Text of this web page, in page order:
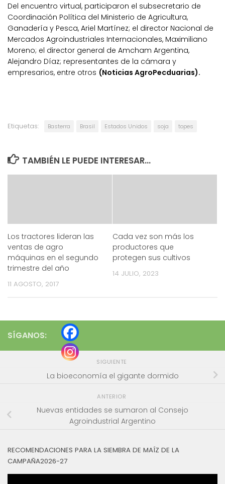
Del encuentro virtual, participaron el subsecretario de
Coordinación Política del Ministerio de Agricultura,
Ganadería y Pesca, Ariel Martínez; el director Nacional de
Mercados Agroindustriales Internacionales, Maximiliano
Moreno; el director general de Amcham Argentina,
Alejandro Díaz; representantes de la cámara y
empresarios, entre otros (Noticias AgroPecduarias).
Etiquetas: Basterra Brasil Estados Unidos soja topes
TAMBIÉN LE PUEDE INTERESAR...
Los tractores lideran las
ventas de agro
máquinas en el segundo
trimestre del año
11 AGOSTO, 2017
Cada vez son más los
productores que
protegen sus cultivos
14 JULIO, 2023
SÍGANOS:
SIGUIENTE
La bioeconomía el gigante dormido
ANTERIOR
Nuevas entidades se sumaron al Consejo
Agroindustrial Argentino
RECOMENDACIONES PARA LA SIEMBRA DE MAÍZ DE LA
CAMPAÑA2026-27